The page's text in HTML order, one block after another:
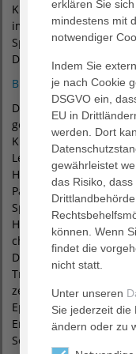
Klinikclowns werden
im Diakonieklinikum ist
Spendenkonto:
DE13 3702 0500 0004
Bilddownload
Das AGAPLESION
gemeinnützige GmbH
Krankenhaus in
Lehrkrankenhaus der
Hamburg. Als
Patientenkontakten im
Spektrum moderner
Hochleistungsmedizin
christlichen Wurzeln
Diakonieklinikum ist
Traumazentrum“ zur
zertifiziertes
Epilepsiezentrum und
Erwachsene mit
Schwerpunkt bildet die
erklären Sie
mindestens mit
notwendiger
Indem Sie
je nach Cookie
DSGVO ein,
EU in
werden. Dort
gewährleistet
das Risiko,
können. Wenn
findet die
nicht statt.
Unter unseren
Sie jederzeit die
ändern oder zu